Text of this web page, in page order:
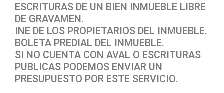
ESCRITURAS DE UN BIEN INMUEBLE LIBRE
DE GRAVAMEN.
INE DE LOS PROPIETARIOS DEL INMUEBLE.
BOLETA PREDIAL DEL INMUEBLE.
SI NO CUENTA CON AVAL O ESCRITURAS
PUBLICAS PODEMOS ENVIAR UN
PRESUPUESTO POR ESTE SERVICIO.